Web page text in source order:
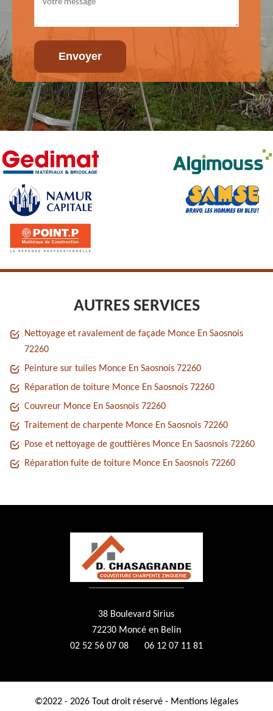
AUTRES SERVICES
Nettoyage et ravalement de façade Monce En Saosnois
72260
Peinture sur tuiles Monce En Saosnois 72260
Réparation de toiture Monce En Saosnois 72260
Couvreur Monce En Saosnois 72260
Traitement de charpente Monce En Saosnois 72260
Pose et nettoyage de gouttières Monce En Saosnois 72260
Réparation fuite de toiture Monce En Saosnois 72260
38 Boulevard Sirius
72230 Moncé en Belin
02 52 56 07 08
06 12 07 11 81
©2022 - 2026 Tout droit réservé - Mentions légales